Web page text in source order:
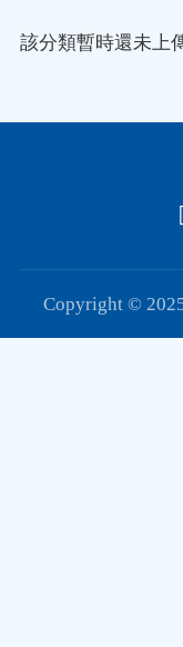
該分類暫時還未上
Copyright ©